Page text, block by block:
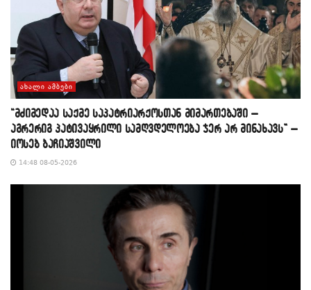
ᲐᲮᲐᲚᲘ ᲐᲛᲑᲔᲑᲘ
“მძიმედაა საქმე საპატრიარქოსთან მიმართებაში –
აგრერიგ პატივაყრილი სამღვდელოება ჯერ არ მინახავს” –
იოსებ ბაჩიაშვილი
14:48 08-05-2026